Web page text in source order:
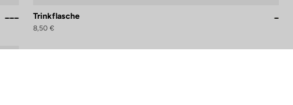
Trinkflasche
8,50 €
zu gewährleisten. Passen Sie Ihre Vorlieben an, um zu